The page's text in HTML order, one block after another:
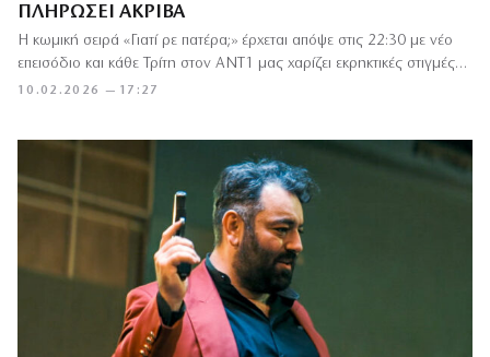
ΠΛΗΡΏΣΕΙ ΑΚΡΙΒΆ
10.02.2026 — 17:27
Η κωμική σειρά «Γιατί ρε πατέρα;» έρχεται απόψε στις 22:30 με νέο
επεισόδιο και κάθε Τρίτη στον ΑΝΤ1 μας χαρίζει εκρηκτικές στιγμές…